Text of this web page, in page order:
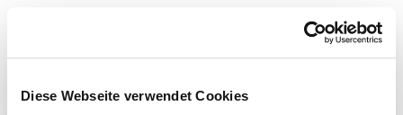
Diese Webseite verwendet Cookies